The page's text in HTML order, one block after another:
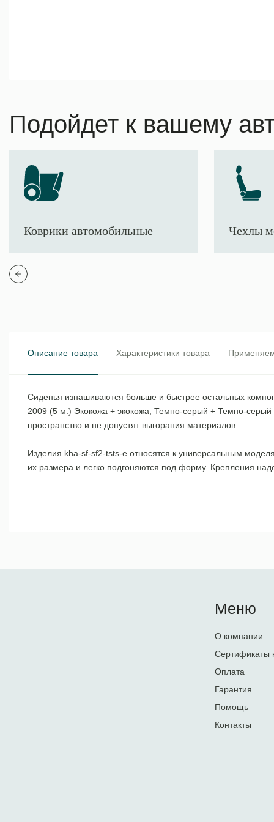
Подойдет к вашему
Коврики автомобильные Чехлы
Описание товара Характеристики товара
Сиденья изнашиваются больше и быстрее остальных
2009 (5 м.) Экокожа + экокожа, Темно-серый + Темно-серый
пространство и не допустят выгорания материалов.
Изделия kha-sf-sf2-tsts-e относятся к универсальным
их размера и легко подгоняются под форму. Крепления
Меню
О компании
Сертификаты
Оплата
Гарантия
Помощь
Контакты